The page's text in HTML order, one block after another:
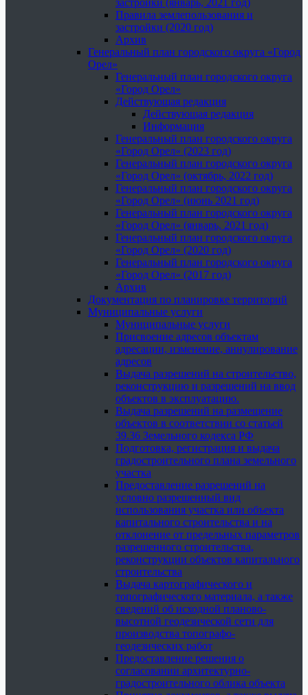
застройки (январь, 2021 год)
Правила землепользования и
застройки (2020 год)
Архив
Генеральный план городского округа «Город
Орел»
Генеральный план городского округа
«Город Орел»
Действующая редакция
Действующая редакция
Информация
Генеральный план городского округа
«Город Орел» (2023 год)
Генеральный план городского округа
«Город Орел» (октябрь, 2022 год)
Генеральный план городского округа
«Город Орел» (июнь 2021 год)
Генеральный план городского округа
«Город Орел» (январь, 2021 год)
Генеральный план городского округа
«Город Орел» (2020 год)
Генеральный план городского округа
«Город Орел» (2017 год)
Архив
Документация по планировке территорий
Муниципальные услуги
Муниципальные услуги
Присвоение адресов объектам
адресации, изменение, аннулирование
адресов
Выдача разрешений на строительство,
реконструкцию и разрешений на ввод
объектов в эксплуатацию.
Выдача разрешений на размещение
объектов в соответствии со статьей
39.36 Земельного кодекса РФ
Подготовка, регистрация и выдача
градостроительного плана земельного
участка
Предоставление разрешений на
условно разрешенный вид
использования участка или объекта
капитального строительства и на
отклонение от предельных параметров
разрешенного строительства,
реконструкции объектов капитального
строительства
Выдача картографического и
топографического материала, а также
сведений об исходной планово-
высотной геодезической сети для
производства топографо-
геодезических работ
Предоставление решения о
согласовании архитектурно-
градостроительного облика объекта